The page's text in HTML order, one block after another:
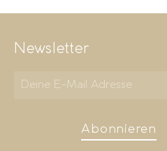
Newsletter
Abonnieren